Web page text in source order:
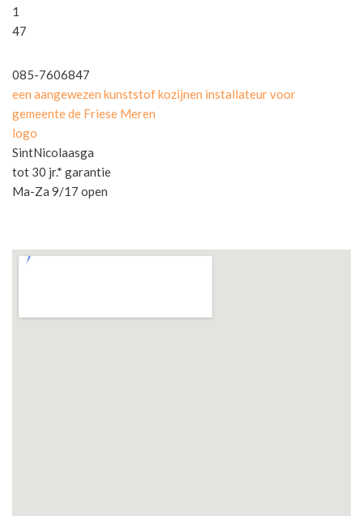
1
47
085-7606847
een aangewezen kunststof kozijnen installateur voor
gemeente de Friese Meren
logo
SintNicolaasga
tot 30 jr.* garantie
Ma-Za 9/17 open